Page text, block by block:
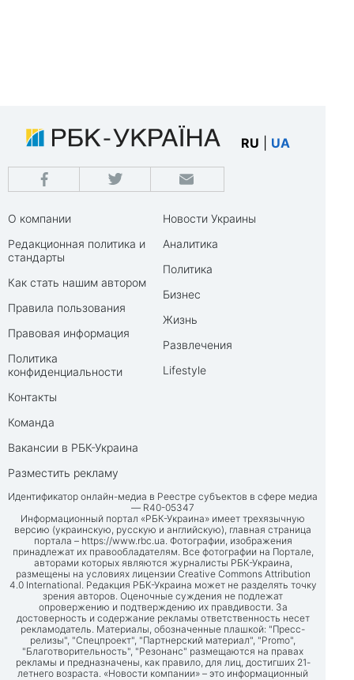
RU UA
О компании
Редакционная политика и
стандарты
Как стать нашим автором
Правила пользования
Правовая информация
Политика
конфиденциальности
Контакты
Команда
Вакансии в РБК-Украина
Разместить рекламу
Новости Украины
Аналитика
Политика
Бизнес
Жизнь
Развлечения
Lifestyle
Идентификатор онлайн-медиа в Реестре субъектов в сфере медиа
— R40-05347
Информационный портал «РБК-Украина» имеет трехязычную
версию (украинскую, русскую и английскую), главная страница
портала – https://www.rbc.ua. Фотографии, изображения
принадлежат их правообладателям. Все фотографии на Портале,
авторами которых являются журналисты РБК-Украина,
размещены на условиях лицензии Creative Commons Attribution
4.0 International. Редакция РБК-Украина может не разделять точку
зрения авторов. Оценочные суждения не подлежат
опровержению и подтверждению их правдивости. За
достоверность и содержание рекламы ответственность несет
рекламодатель. Материалы, обозначенные плашкой: "Пресс-
релизы", "Спецпроект", "Партнерский материал", "Promo",
"Благотворительность", "Резонанс" размещаются на правах
рекламы и предназначены, как правило, для лиц, достигших 21-
летнего возраста. «Новости компании» – это информационный